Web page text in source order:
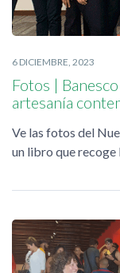
6 DICIEMBRE, 2023
Fotos |
artesanía
Ve las fotos del
un libro que recoge